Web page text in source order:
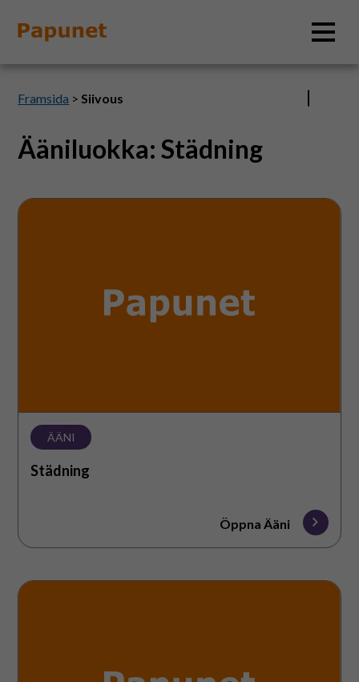
Tillgänglighet
In English
Framsida >Siivous
Ääniluokka:Städning
Städning
ÄÄNI
Städning
Öppna Ääni
Vatten